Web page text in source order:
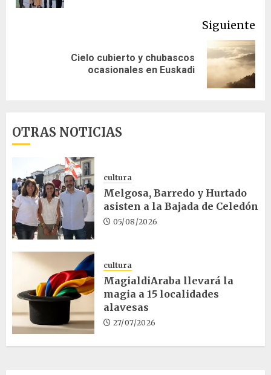
Siguiente
Cielo cubierto y chubascos
ocasionales en Euskadi
OTRAS NOTICIAS
cultura
Melgosa, Barredo y Hurtado
asisten a la Bajada de Celedón
05/08/2026
cultura
MagialdiAraba llevará la
magia a 15 localidades
alavesas
27/07/2026